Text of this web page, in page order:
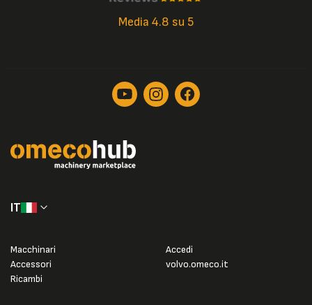
Media 4.8 su 5
IT
Macchinari
Accessori
Ricambi
Accedi
volvo.omeco.it